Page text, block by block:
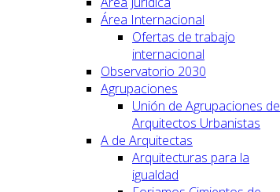
Área Internacional
Ofertas de trabajo
internacional
Observatorio 2030
Agrupaciones
Unión de Agrupaciones de
Arquitectos Urbanistas
A de Arquitectas
Arquitecturas para la
igualdad